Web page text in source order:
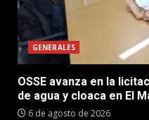
GENERALES
OSSE avanza en la
de agua y cloaca en El
6 de agosto de 2026